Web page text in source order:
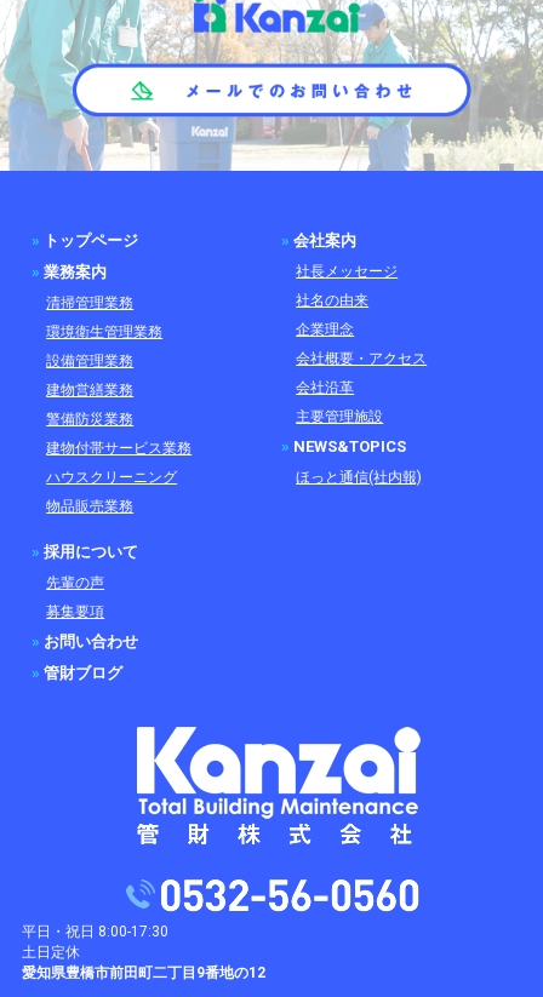
» トップページ
»業務案内
清掃管理業務
環境衛生管理業務
設備管理業務
建物営繕業務
警備防災業務
建物付帯サービス業務
ハウスクリーニング
物品販売業務
»会社案内
社長メッセージ
社名の由来
企業理念
会社概要・アクセス
会社沿革
主要管理施設
» NEWS&TOPICS
ほっと通信(社内報)
»採用について
先輩の声
募集要項
» お問い合わせ
»管財ブログ
平日・祝日 8:00-17:30
土日定休
愛知県豊橋市前田町二丁目9番地の12